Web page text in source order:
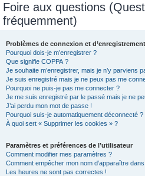
Foire aux questions
fréquemment)
Problèmes de connexion et d’enregistrement
Pourquoi dois-je m’enregistrer ?
Que signifie COPPA ?
Je souhaite m’enregistrer, mais je n’y parviens
Je suis enregistré mais je ne peux pas me
Pourquoi ne puis-je pas me connecter ?
Je me suis enregistré par le passé mais je ne
J’ai perdu mon mot de passe !
Pourquoi suis-je automatiquement déconnecté ?
À quoi sert « Supprimer les cookies » ?
Paramètres et préférences de l’utilisateur
Comment modifier mes paramètres ?
Comment empêcher mon nom d’apparaître
Les heures ne sont pas correctes !